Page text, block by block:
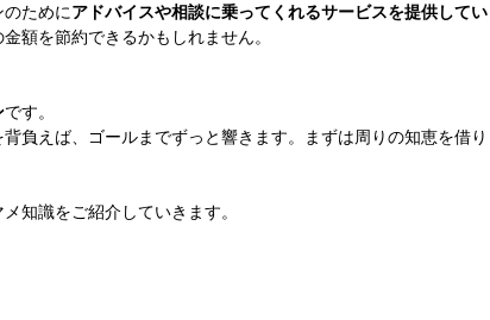
ためにアドバイスや相談に乗ってくれるサービスを提供してい
額を節約できるかもしれません。
です。
背負えば、ゴールまでずっと響きます。まずは周りの知恵を借り
知識をご紹介していきます。